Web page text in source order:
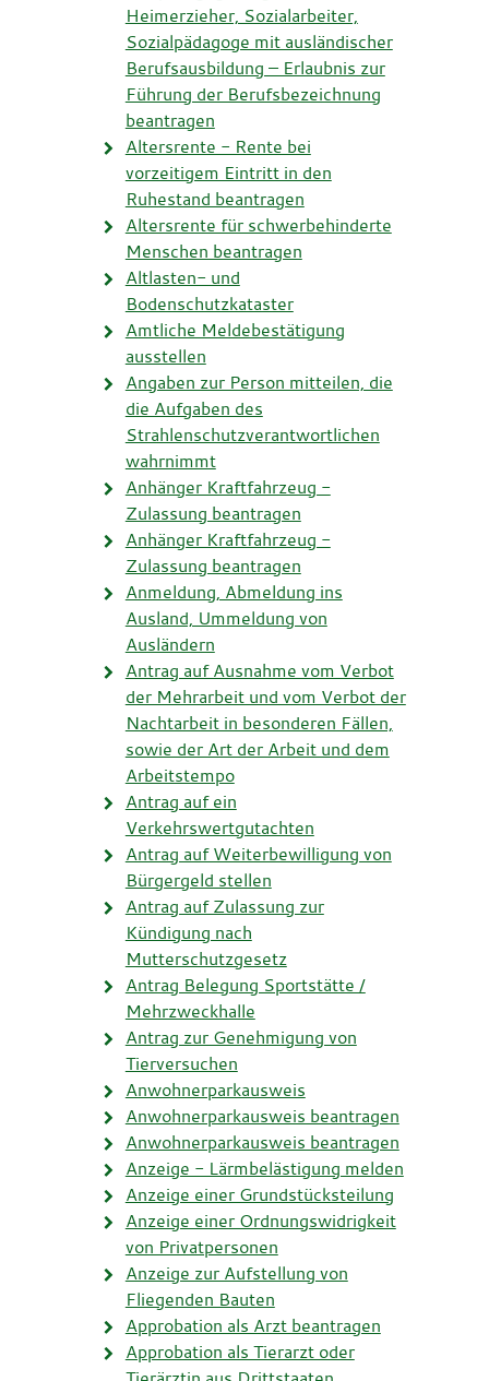
Heimerzieher, Sozialarbeiter,
Sozialpädagoge mit ausländischer
Berufsausbildung – Erlaubnis zur
Führung der Berufsbezeichnung
beantragen
Altersrente - Rente bei
vorzeitigem Eintritt in den
Ruhestand beantragen
Altersrente für schwerbehinderte
Menschen beantragen
Altlasten- und
Bodenschutzkataster
Amtliche Meldebestätigung
ausstellen
Angaben zur Person mitteilen, die
die Aufgaben des
Strahlenschutzverantwortlichen
wahrnimmt
Anhänger Kraftfahrzeug -
Zulassung beantragen
Anhänger Kraftfahrzeug -
Zulassung beantragen
Anmeldung, Abmeldung ins
Ausland, Ummeldung von
Ausländern
Antrag auf Ausnahme vom Verbot
der Mehrarbeit und vom Verbot der
Nachtarbeit in besonderen Fällen,
sowie der Art der Arbeit und dem
Arbeitstempo
Antrag auf ein
Verkehrswertgutachten
Antrag auf Weiterbewilligung von
Bürgergeld stellen
Antrag auf Zulassung zur
Kündigung nach
Mutterschutzgesetz
Antrag Belegung Sportstätte /
Mehrzweckhalle
Antrag zur Genehmigung von
Tierversuchen
Anwohnerparkausweis
Anwohnerparkausweis beantragen
Anwohnerparkausweis beantragen
Anzeige - Lärmbelästigung melden
Anzeige einer Grundstücksteilung
Anzeige einer Ordnungswidrigkeit
von Privatpersonen
Anzeige zur Aufstellung von
Fliegenden Bauten
Approbation als Arzt beantragen
Approbation als Tierarzt oder